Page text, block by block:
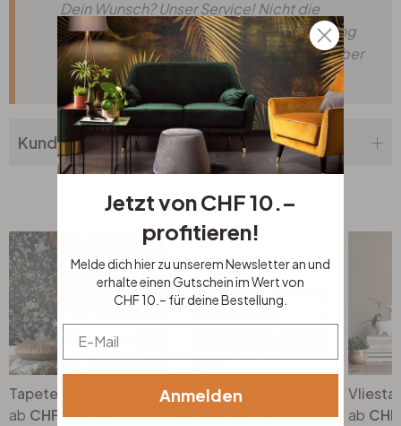
Dein Wunsch? Unser Service! Nicht die
passende Grösse, Schriftart oder Verzierung
dabei? Teile uns deine Wünsche einfach über
unserAnfrageformular mit.
Kundenbewertung
Top Seller
Tapete floral Blumen Schwarz Rot Vintage Blumentapete Wohnzimmer Vliestapete
CHF 338.00
CHF 36.90
Jetzt von CHF 10.–
profitieren!
Melde dich hier zu unserem Newsletter an und
erhalte einen Gutschein im Wert von
CHF 10.– für deine Bestellung.
Email
Anmelden